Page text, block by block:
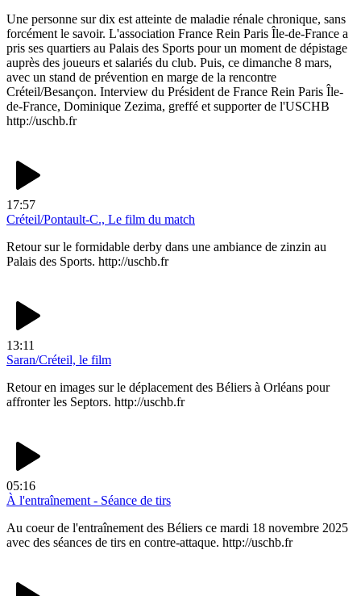
Une personne sur dix est atteinte de maladie rénale chronique, sans
forcément le savoir. L'association France Rein Paris Île-de-France a
pris ses quartiers au Palais des Sports pour un moment de dépistage
auprès des joueurs et salariés du club. Puis, ce dimanche 8 mars,
avec un stand de prévention en marge de la rencontre
Créteil/Besançon. Interview du Président de France Rein Paris Île-
de-France, Dominique Zezima, greffé et supporter de l'USCHB
http://uschb.fr
17:57
Créteil/Pontault-C., Le film du match
Retour sur le formidable derby dans une ambiance de zinzin au
Palais des Sports. http://uschb.fr
13:11
Saran/Créteil, le film
Retour en images sur le déplacement des Béliers à Orléans pour
affronter les Septors. http://uschb.fr
05:16
À l'entraînement - Séance de tirs
Au coeur de l'entraînement des Béliers ce mardi 18 novembre 2025
avec des séances de tirs en contre-attaque. http://uschb.fr